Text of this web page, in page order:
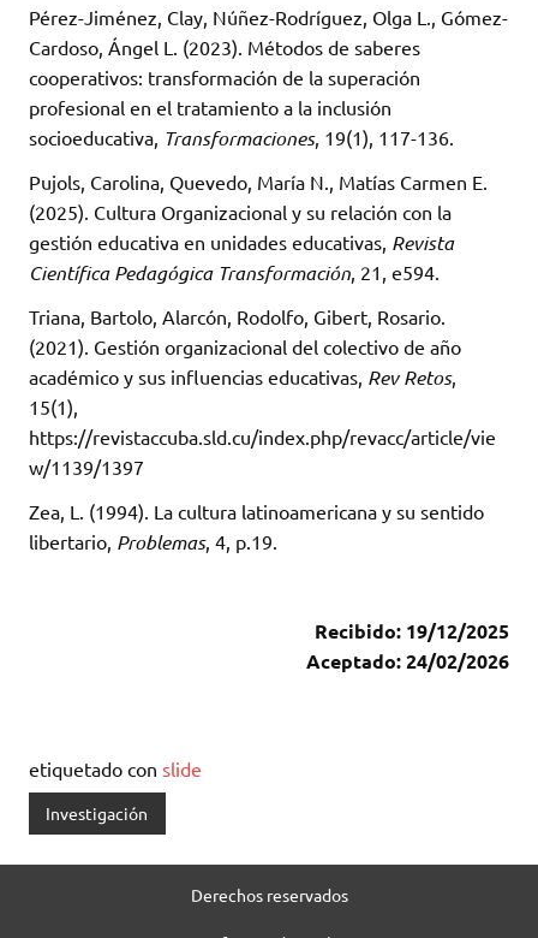
Pérez-Jiménez, Clay, Núñez-Rodríguez, Olga L., Gómez-
Cardoso, Ángel L. (2023). Métodos de saberes
cooperativos: transformación de la superación
profesional en el tratamiento a la inclusión
socioeducativa, Transformaciones, 19(1), 117-136.
Pujols, Carolina, Quevedo, María N., Matías Carmen E.
(2025). Cultura Organizacional y su relación con la
gestión educativa en unidades educativas, Revista
Científica Pedagógica Transformación , 21, e594.
Triana, Bartolo, Alarcón, Rodolfo, Gibert, Rosario.
(2021). Gestión organizacional del colectivo de año
académico y sus influencias educativas, Rev Retos,
15(1),
https://revistaccuba.sld.cu/index.php/revacc/article/vie
w/1139/1397
Zea, L. (1994). La cultura latinoamericana y su sentido
libertario, Problemas, 4, p.19.
Recibido: 19/12/2025
Aceptado: 24/02/2026
etiquetado con slide
Investigación
Derechos reservados